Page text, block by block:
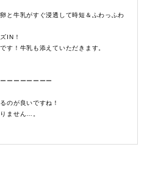
と牛乳がすぐ浸透して時短＆ふわっふわ
IN！
す！牛乳も添えていただきます。
ーーーーーーー
のが良いですね！
ません…。